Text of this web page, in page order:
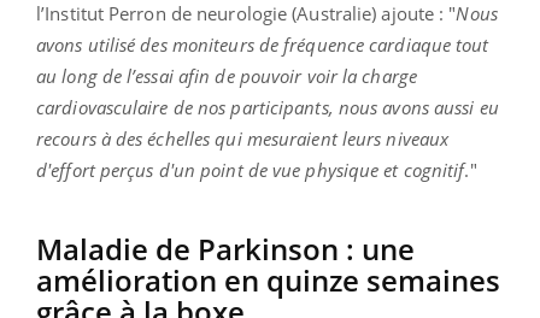
l’Institut Perron de neurologie (Australie) ajoute : "Nous
avons utilisé des moniteurs de fréquence cardiaque tout
au long de l’essai afin de pouvoir voir la charge
cardiovasculaire de nos participants, nous avons aussi eu
recours à des échelles qui mesuraient leurs niveaux
d'effort perçus d'un point de vue physique et cognitif."
Maladie de Parkinson : une
amélioration en quinze semaines